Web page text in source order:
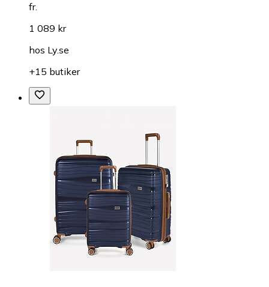
fr.
1 089 kr
hos Ly.se
+15 butiker